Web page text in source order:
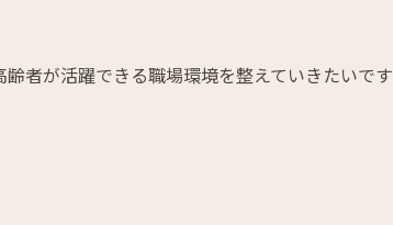
者が活躍できる職場環境を整えていきたいです